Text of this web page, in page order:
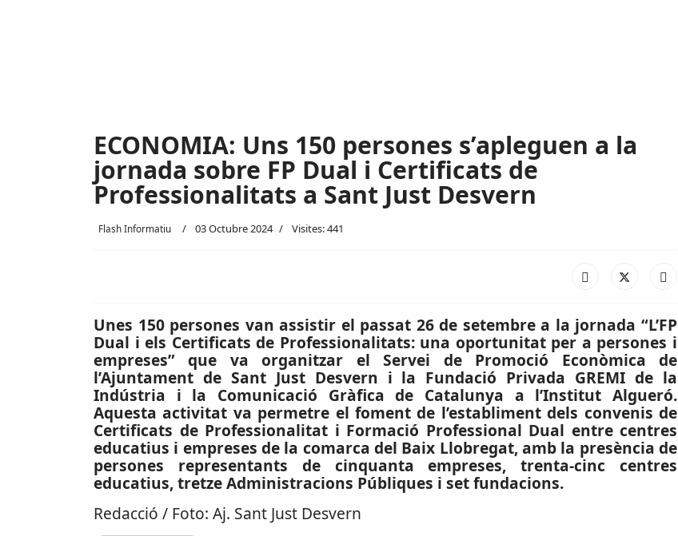
ECONOMIA: Uns 150 persones s’apleguen a la
jornada sobre FP Dual i Certificats de
Professionalitats a Sant Just Desvern
Flash Informatiu 03 Octubre 2024 Visites: 441
Unes 150 persones van assistir el passat 26 de setembre a la jornada “L’FP
Dual i els Certificats de Professionalitats: una oportunitat per a persones i
empreses” que va organitzar el Servei de Promoció Econòmica de
l’Ajuntament de Sant Just Desvern i la Fundació Privada GREMI de la
Indústria i la Comunicació Gràfica de Catalunya a l’Institut Algueró.
Aquesta activitat va permetre el foment de l’establiment dels convenis de
Certificats de Professionalitat i Formació Professional Dual entre centres
educatius i empreses de la comarca del Baix Llobregat, amb la presència de
persones representants de cinquanta empreses, trenta-cinc centres
educatius, tretze Administracions Públiques i set fundacions.
Redacció / Foto: Aj. Sant Just Desvern